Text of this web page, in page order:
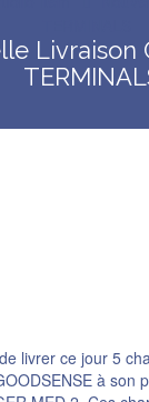
Livraison
livrer ce jour 5
à son